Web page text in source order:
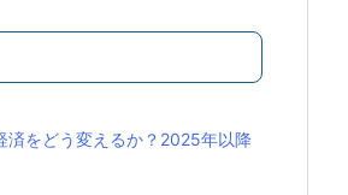
済をどう変えるか？2025年以降